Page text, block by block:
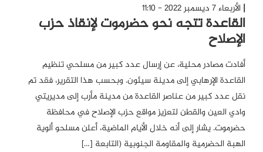
الأربعاء 7 ديسمبر 2022 - 11:10
القاعدة تتجه نحو حضرموت لإنقاذ حزب
الإصلاح
أفادت مصادر محلية، عن إرسال عدد كبير من مسلحي تنظيم
القاعدة الإرهابي إلى مدينة سيئون. وبحسب هذا التقرير، فقد تم
نقل عدد كبير من عناصر القاعدة من مدينة مأرب إلى مديريتي
وادي العين والقطن لتعزيز مواقع حزب الإصلاح في محافظة
حضرموت. يشار إلى أنه خلال الأيام الماضية، أعلن مسلحو ألوية
الهبة الحضرمية والمقاومة الجنوبية (التابعة […]